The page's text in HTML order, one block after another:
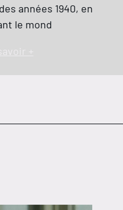
années 1940, en
le mond